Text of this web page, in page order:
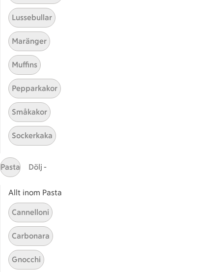
Här hittar du alla goda recept du har sparat och
Sidfot
Start
Få snabbt svar
FAQ
Lussebullar
Maränger
Muffins
Pepparkakor
Småkakor
Sockerkaka
Pasta Dölj -
Allt inom Pasta
Cannelloni
Carbonara
Gnocchi